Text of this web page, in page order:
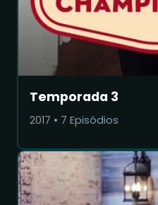
Temporada 3
2017 • 7 Episódios